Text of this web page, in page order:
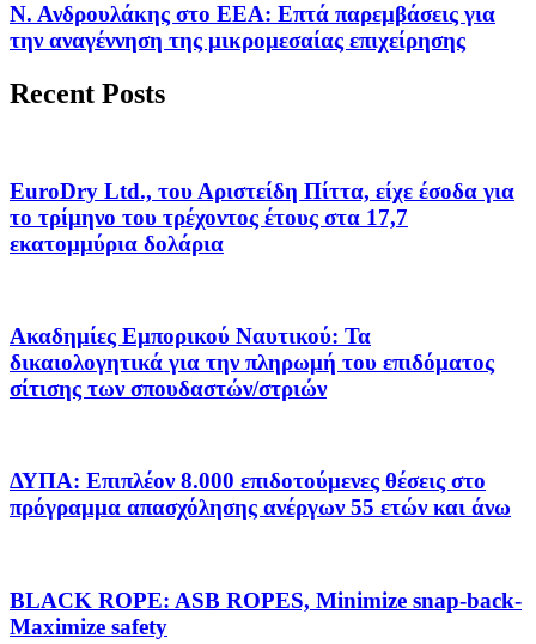
Ν. Ανδρουλάκης στο ΕΕΑ: Επτά παρεμβάσεις για
την αναγέννηση της μικρομεσαίας επιχείρησης
Recent Posts
EuroDry Ltd., του Αριστείδη Πίττα, είχε έσοδα για
το τρίμηνο του τρέχοντος έτους στα 17,7
εκατομμύρια δολάρια
Ακαδημίες Εμπορικού Ναυτικού: Τα
δικαιολογητικά για την πληρωμή του επιδόματος
σίτισης των σπουδαστών/στριών
ΔΥΠΑ: Επιπλέον 8.000 επιδοτούμενες θέσεις στο
πρόγραμμα απασχόλησης ανέργων 55 ετών και άνω
BLACK ROPE: ASB ROPES, Minimize snap-back-
Maximize safety